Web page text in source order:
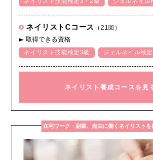
ネイリストCコース （21回）
▶ 取得できる資格
ネイリスト技能検定3級 ジェルネイル検
ネイリスト養成コースを見
在宅ワーク・副業、自由に働くネイリストを